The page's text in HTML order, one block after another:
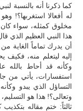
كما ذكرنا أنه بالنسبة
له أفعالا استغربها؟!
مخلوق كمثله، سواء كان
أن يدرك تماماً الغاية
إليه ليتعلم منه، فكيف
وكأنه قد أحاط بالله
استفسارات، يأتي من
التساؤل الذي يبدو
وتعالى؟! هذا هو
ثالثاً: ختم مقاله